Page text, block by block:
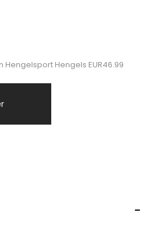
Hengelsport Hengels EUR46.99